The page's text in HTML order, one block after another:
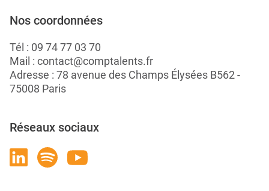
Nos coordonnées
Tél : 09 74 77 03 70
Mail : contact@comptalents.fr
Adresse : 78 avenue des Champs Élysées B562 -
75008 Paris
Réseaux sociaux